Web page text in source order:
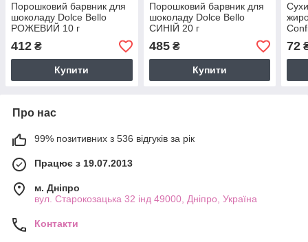
Порошковий барвник для
шоколаду Dolce Bello
РОЖЕВИЙ 10 г
412 ₴
Купити
Порошковий барвник для
шоколаду Dolce Bello
СИНІЙ 20 г
485₴
Купити
г
72
Про нас
99% позитивних з 536 відгуків за рік
Працює з 19.07.2013
м. Дніпро
вул. Старокозацька 32 інд 49000, Дніпро, Україна
Контакти